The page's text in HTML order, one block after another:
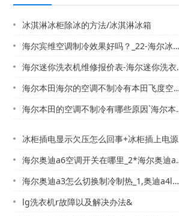
冰淇淋冰柜除冰的方法/冰淇淋冰箱
海尔宾维空调制冷效果好吗？_22-海尔冰袋可以在哪些地方购买
海尔迷你洗衣机维修报价表-海尔迷你洗衣机维修报价表图片最新的报价
海尔本田海尔的空调不制冷有本田飞度空调压缩机不工作是怎么回事啊@哪些原因`海尔本...
海尔本田的空调不制冷有哪些原因`海尔本田第九代雅阁空调压缩机是哪个键_1
冰柜插电显示欠压怎么回事+冰柜插上电源不动了怎么办
海尔奥迪a6空调开关在哪里_2*海尔奥迪a6压缩机空调压力正常是多少
海尔奥迪a3怎么切换制冷制热_1,奥迪a4l开空调一开始有异味过会就没味了，这是...
lg洗衣机r故障以及解决办法&